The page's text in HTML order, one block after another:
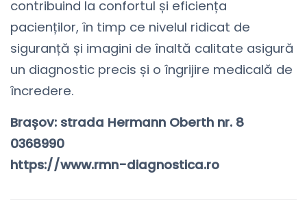
contribuind la confortul și eficiența
pacienților, în timp ce nivelul ridicat de
siguranță și imagini de înaltă calitate asigură
un diagnostic precis și o îngrijire medicală de
încredere.
Brașov: strada Hermann Oberth nr. 8
0368990
https://www.rmn-diagnostica.ro